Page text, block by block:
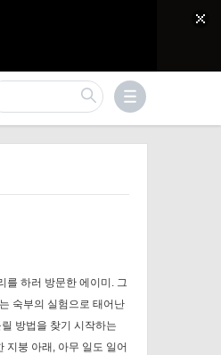
를 하러 방문한 에이미. 그
숙부의 실험으로 태어난
방법을 찾기 시작하는
지붕 아래, 아무 일도 일어